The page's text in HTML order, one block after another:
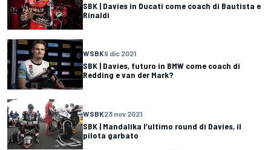
SBK | Davies in Ducati come coach di Bautista e
Rinaldi
WSBK9 dic 2021
SBK | Davies, futuro in BMW come coach di
Redding e van der Mark?
WSBK23 nov 2021
SBK | Mandalika l’ultimo round di Davies, il
pilota garbato